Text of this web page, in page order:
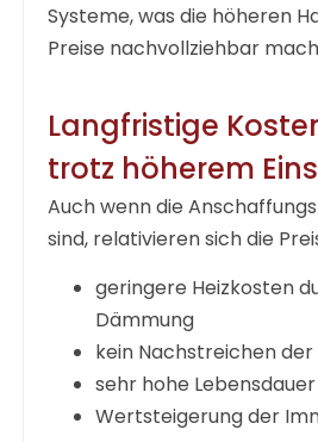
Systeme, was die höheren
Preise nachvollziehbar
Langfristige
trotz höherem
Auch wenn die
sind, relativieren sich die
geringere Heizkosten
Dämmung
kein Nachstreichen
sehr hohe Lebensdauer
Wertsteigerung der